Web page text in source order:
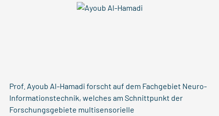
Prof. Ayoub Al-Hamadi forscht auf dem Fachgebiet Neuro-
Informationstechnik, welches am Schnittpunkt der
Forschungsgebiete multisensorielle